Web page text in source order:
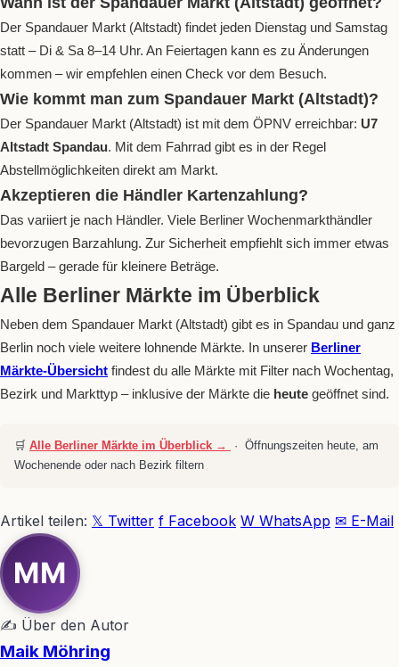
Der Spandauer Markt (Altstadt) findet jeden Dienstag und Samstag
statt – Di & Sa 8–14 Uhr. An Feiertagen kann es zu Änderungen
kommen – wir empfehlen einen Check vor dem Besuch.
Wie kommt man zum Spandauer Markt (Altstadt)?
Der Spandauer Markt (Altstadt) ist mit dem ÖPNV erreichbar: U7
Altstadt Spandau. Mit dem Fahrrad gibt es in der Regel
Abstellmöglichkeiten direkt am Markt.
Akzeptieren die Händler Kartenzahlung?
Das variiert je nach Händler. Viele Berliner Wochenmarkthändler
bevorzugen Barzahlung. Zur Sicherheit empfiehlt sich immer etwas
Bargeld – gerade für kleinere Beträge.
Alle Berliner Märkte im Überblick
Neben dem Spandauer Markt (Altstadt) gibt es in Spandau und ganz
Berlin noch viele weitere lohnende Märkte. In unserer Berliner
Märkte-Übersicht findest du alle Märkte mit Filter nach Wochentag,
Bezirk und Markttyp – inklusive der Märkte die heute geöffnet sind.
🛒 Alle Berliner Märkte im Überblick →
· Öffnungszeiten heute, am
Wochenende oder nach Bezirk filtern
Artikel teilen: 𝕏 Twitter f Facebook W WhatsApp ✉ E-Mail
MM
✍ Über den Autor
Maik Möhring